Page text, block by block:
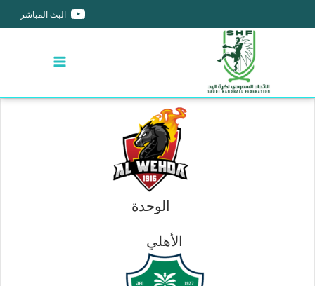
البث المباشر
الوحدة
الأهلي